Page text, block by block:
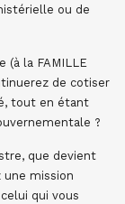
ou de
(à la FAMILLE
de cotiser
tout en étant
?
que devient
une mission
qui vous